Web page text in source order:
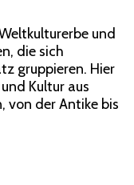
und
die sich
gruppieren. Hier
Kultur aus
von der Antike bis